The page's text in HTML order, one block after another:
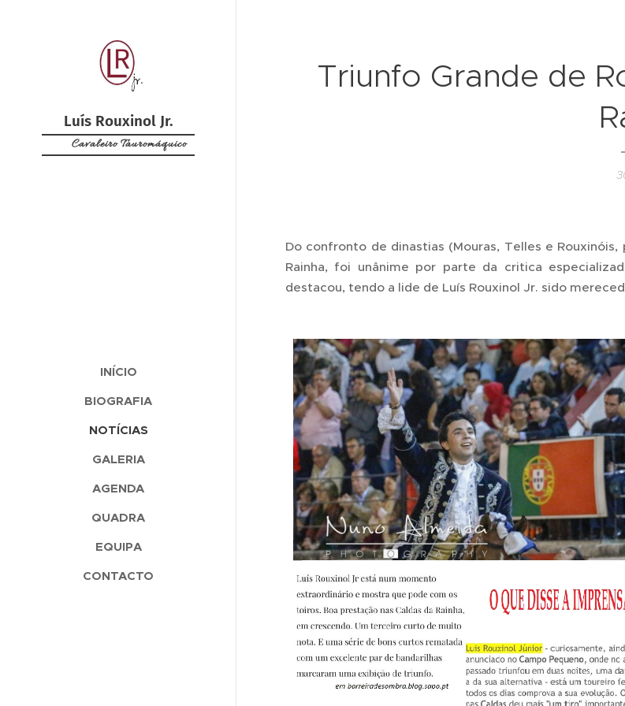
Luís Rouxinol Jr.
Cavaleiro Tauromáquico
INÍCIO
BIOGRAFIA
NOTÍCIAS
GALERIA
AGENDA
QUADRA
EQUIPA
CONTACTO
Triunfo Grande de
Do confronto de dinastias (Mouras, Telles e
Rainha, foi unânime por parte da critica
destacou, tendo a lide de Luís Rouxinol Jr. sido